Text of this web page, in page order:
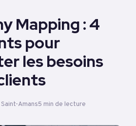
Mapping : 4
pour
les besoins
Amans5 min de lecture